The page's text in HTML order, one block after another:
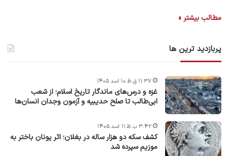
مطالب بیشتر »
پربازدید ترین ها
غزه و درس‌های ماندگار تاریخ اسلام؛ از شعب
ابی‌طالب تا صلح حدیبیه و آزمون وجدان انسان‌ها
۱۱:۳۷ ق.ظ ۱۰ اسد ۱۴۰۵
کشف سکه دو هزار ساله در بغلان؛ اثر یونان باختر به
موزیم سپرده شد
۳:۴۲ ب.ظ ۱۱ اسد ۱۴۰۵